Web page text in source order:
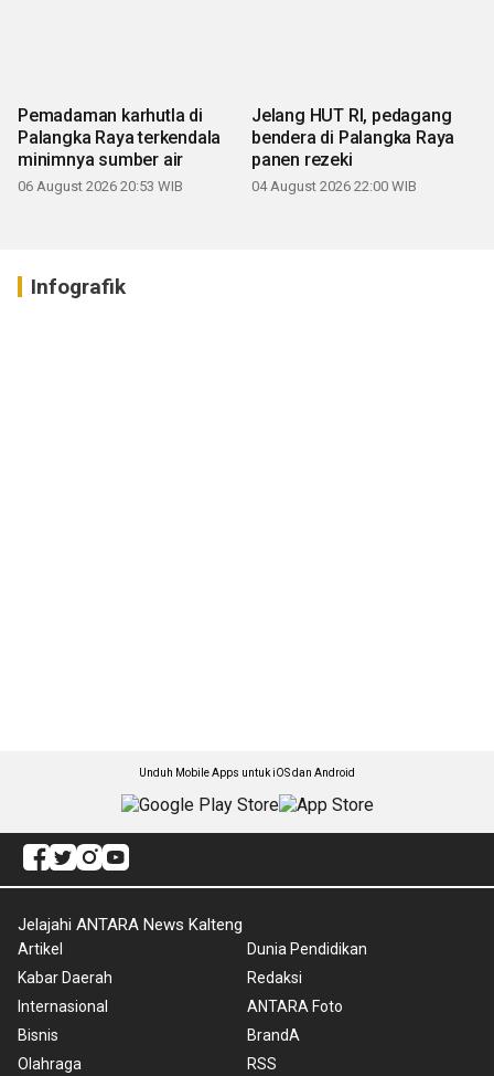
Pemadaman karhutla di
Palangka Raya terkendala
minimnya sumber air
06 August 2026 20:53 WIB
Jelang HUT RI, pedagang
bendera di Palangka Raya
panen rezeki
04 August 2026 22:00 WIB
Infografik
Unduh Mobile Apps untuk iOS dan Android
Jelajahi ANTARA News Kalteng
Artikel
Kabar Daerah
Internasional
Bisnis
Olahraga
Dunia Pendidikan
Redaksi
ANTARA Foto
BrandA
RSS